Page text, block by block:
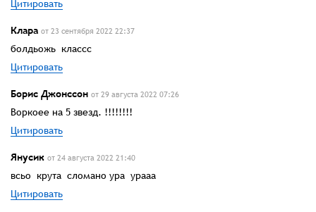
Цитировать
Клара от 23 сентября 2022 22:37
болдьожь классс
Цитировать
Борис Джонссон от 29 августа 2022 07:26
Воркоее на 5 звезд. !!!!!!!!
Цитировать
Янусик от 24 августа 2022 21:40
всьо крута сломано ура урааа
Цитировать